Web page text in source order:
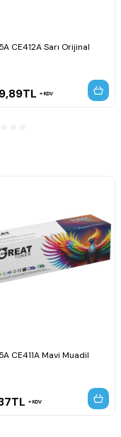
CE412A Sarı Orijinal
TL KDV
CE411A Mavi Muadil
TL KDV